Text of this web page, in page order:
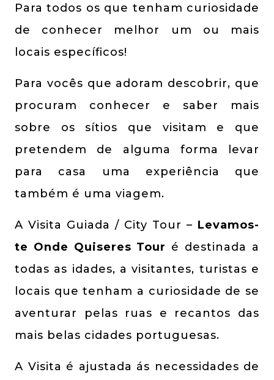
Para todos os que tenham curiosidade
de conhecer melhor um ou mais
locais específicos!
Para vocês que adoram descobrir, que
procuram conhecer e saber mais
sobre os sítios que visitam e que
pretendem de alguma forma levar
para casa uma experiência que
também é uma viagem.
A Visita Guiada / City Tour – Levamos-
te Onde Quiseres Tour é destinada a
todas as idades, a visitantes, turistas e
locais que tenham a curiosidade de se
aventurar pelas ruas e recantos das
mais belas cidades portuguesas.
A Visita é ajustada ás necessidades de